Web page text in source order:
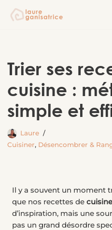
Trier ses
cuisine :
simple et
Laure
Cuisiner, Désencombrer &
Il y a souvent un moment
que nos recettes de cuisine
d’inspiration, mais une
pas un grand désordre